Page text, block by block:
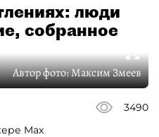
люди
собранное
Автор фото:Максим Змеев
3490
Max